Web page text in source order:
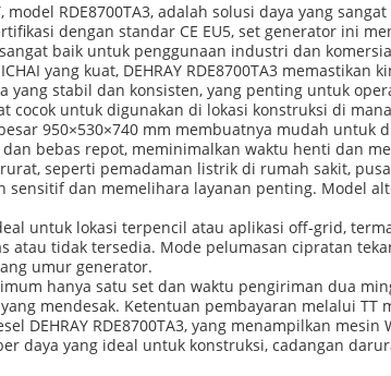
model RDE8700TA3, adalah solusi daya yang
dengan standar CE EU5, set generator ini
baik untuk penggunaan industri dan
yang kuat, DEHRAY RDE8700TA3
yang stabil dan konsisten, yang penting untuk
cocok untuk digunakan di lokasi konstruksi di
950×530×740 mm membuatnya mudah
bebas repot, meminimalkan waktu henti dan
seperti pemadaman listrik di rumah sakit,
sensitif dan memelihara layanan penting. Model
untuk lokasi terpencil atau aplikasi off-grid,
atau tidak tersedia. Mode pelumasan cipratan
umur generator.
hanya satu set dan waktu pengiriman dua
mendesak. Ketentuan pembayaran melalui TT
DEHRAY RDE8700TA3, yang menampilkan
daya yang ideal untuk konstruksi, cadangan